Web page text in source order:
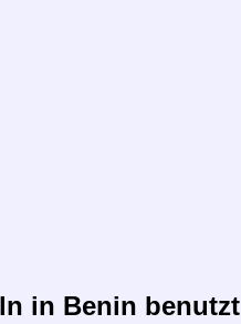
in Benin benutzt